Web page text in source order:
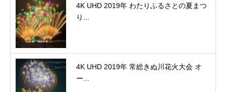
4K UHD 2019年 わたりふるさとの夏まつ
り...
4K UHD 2019年 常総きぬ川花火大会 オ
ー...